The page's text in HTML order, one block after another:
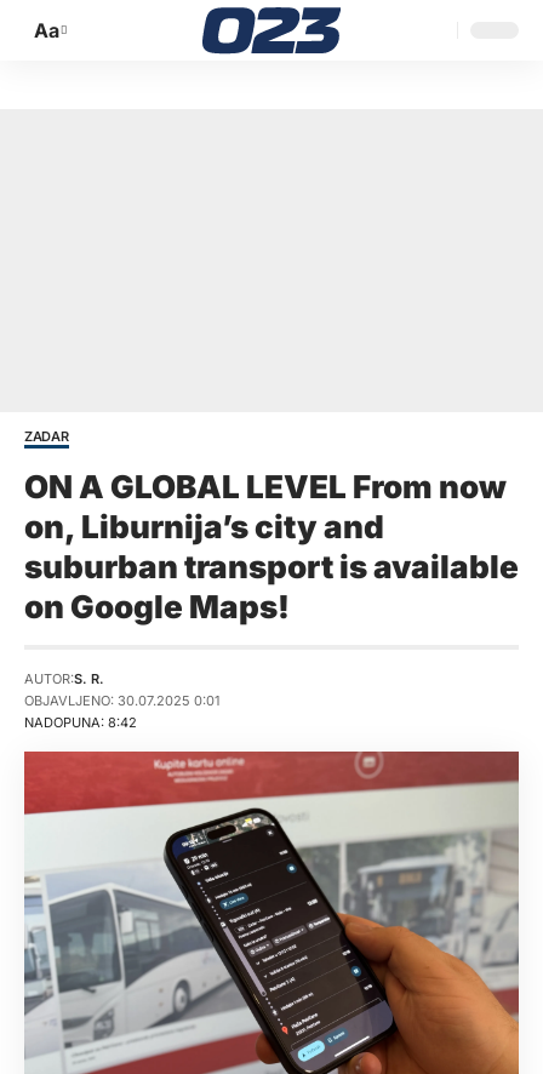
Promijeni
Aa
ZADAR
ON A GLOBAL LEVEL From now
on, Liburnija’s city and
suburban transport is available
on Google Maps!
NADOPUNA: 8:42
AUTOR:S. R.
OBJAVLJENO: 30.07.2025 0:01